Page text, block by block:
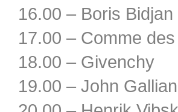
16.00 – Boris
17.00 – Comme
18.00 – Givenchy
19.00 – John